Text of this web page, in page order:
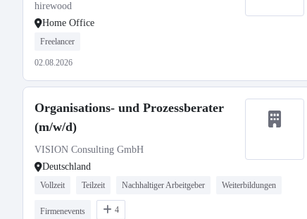
hirewood
Home Office
Freelancer
02.08.2026
Organisations- und Prozessberater
(m/w/d)
VISION Consulting GmbH
Deutschland
Vollzeit Teilzeit Nachhaltiger Arbeitgeber Weiterbildungen
Firmenevents 4